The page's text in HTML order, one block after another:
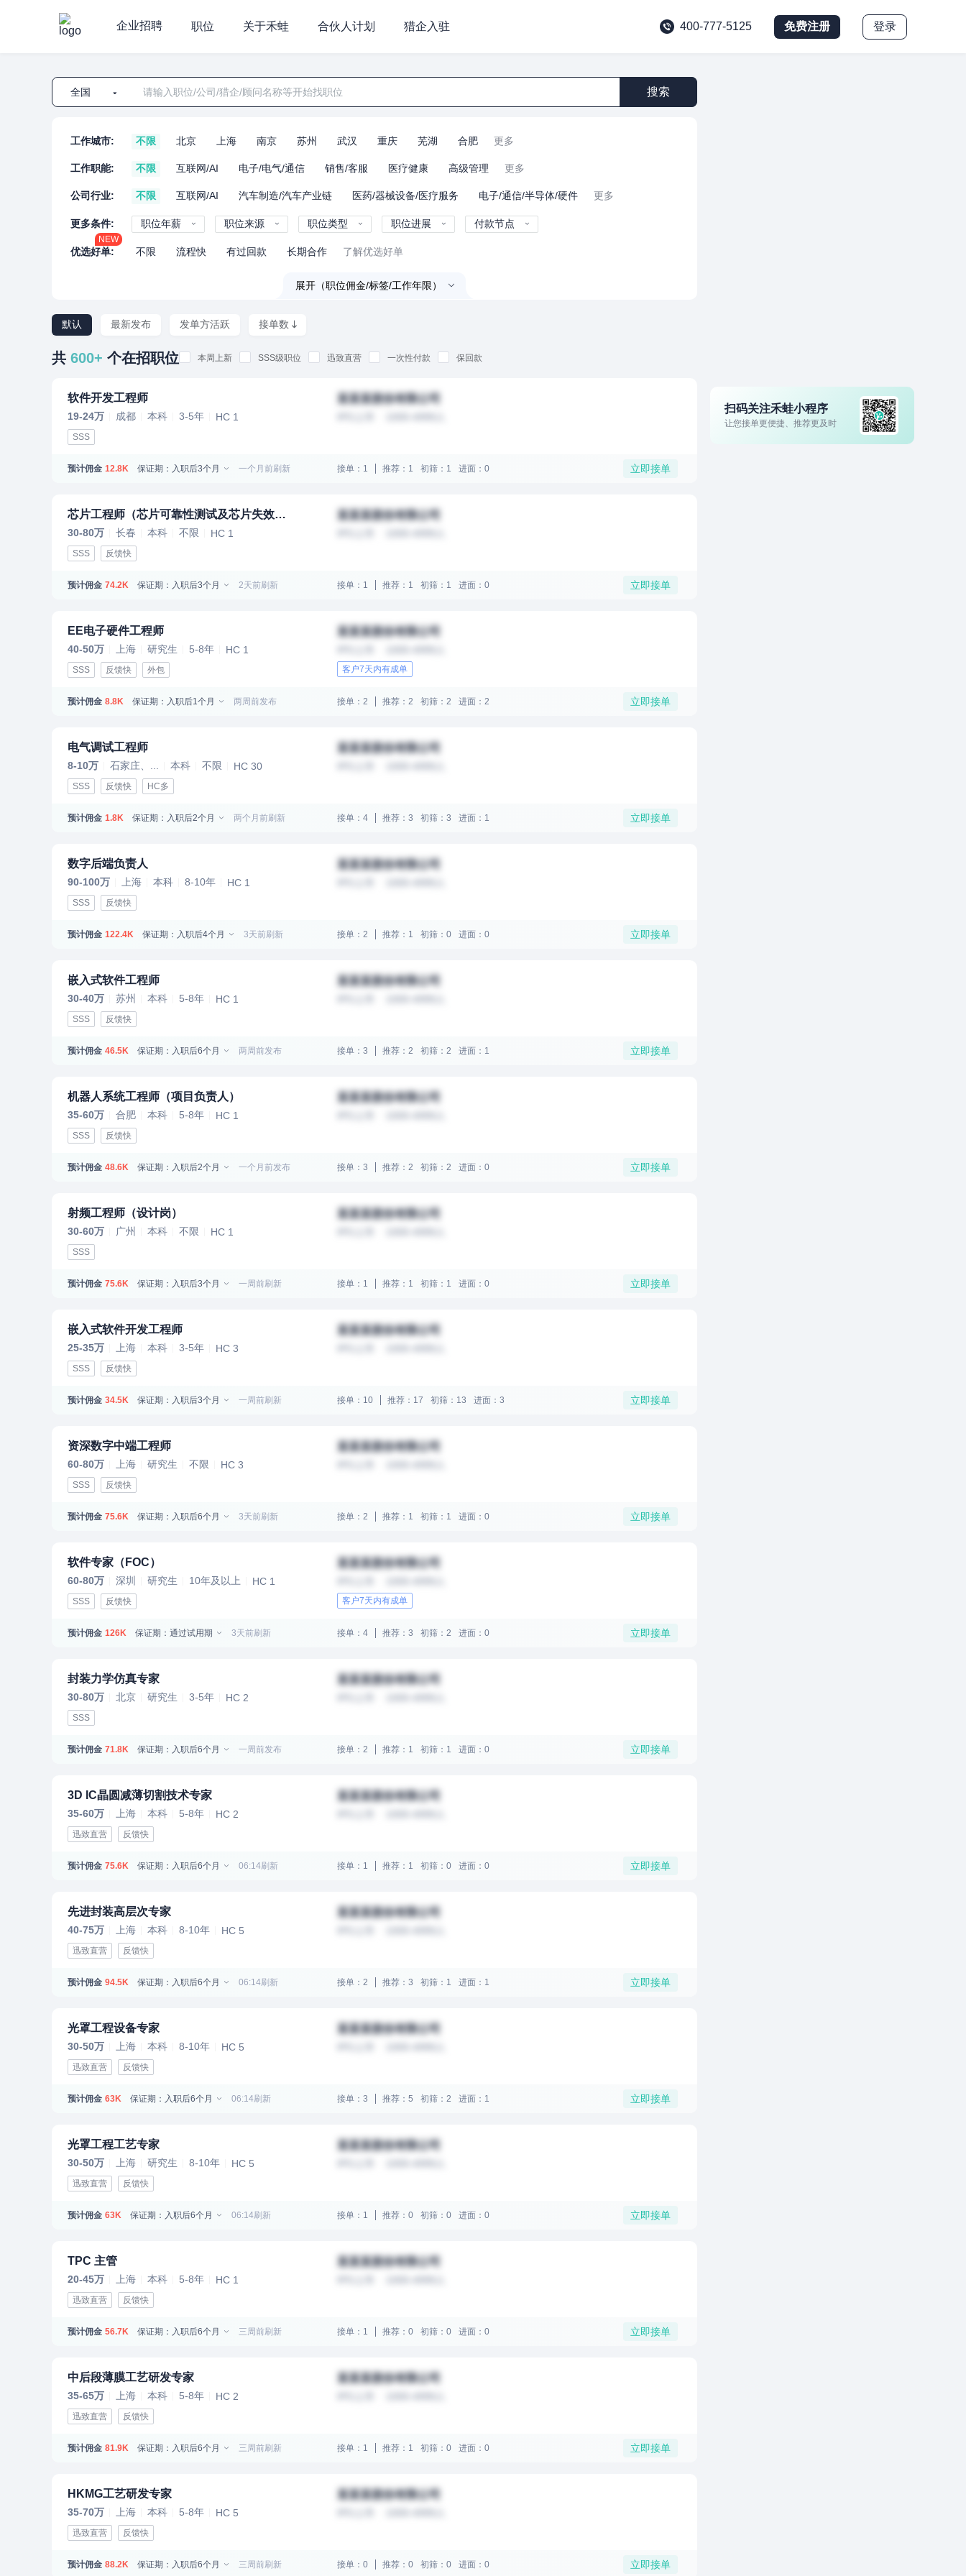
企业招聘 职位 关于禾蛙 合伙人计划 猎企入驻 400-777-5125 免费注册 登录
全国 搜索
工作城市: 不限 北京 上海 南京 苏州 武汉 重庆 芜湖 合肥 更多
工作职能: 不限 互联网/AI 电子/电气/通信 销售/客服 医疗健康 高级管理 更多
公司行业: 不限 互联网/AI 汽车制造/汽车产业链 医药/器械设备/医疗服务 电子/通信/半导体/硬件 更多
更多条件: 职位年薪 职位来源 职位类型 职位进展 付款节点
优选好单:
NEW
不限 流程快 有过回款 长期合作 了解优选好单
展开（职位佣金/标签/工作年限）
默认 最新发布 发单方活跃 接单数
共 600+ 个在招职位 本周上新 SSS级职位 迅致直营 一次性付款 保回款
软件开发工程师
19-24万 成都 本科 3-5年 HC 1
SSS
某某某股份有限公司
预计佣金 12.8K 保证期：入职后3个月 一个月前刷新 接单：1 推荐：1 初筛：1 进面：0 立即接单
芯片工程师（芯片可靠性测试及芯片失效分析方向）
30-80万 长春 本科 不限 HC 1
SSS 反馈快
某某某股份有限公司
预计佣金 74.2K 保证期：入职后3个月 2天前刷新 接单：1 推荐：1 初筛：1 进面：0 立即接单
EE电子硬件工程师
40-50万 上海 研究生 5-8年 HC 1
SSS 反馈快 外包
某某某股份有限公司
客户7天内有成单
预计佣金 8.8K 保证期：入职后1个月 两周前发布 接单：2 推荐：2 初筛：2 进面：2 立即接单
电气调试工程师
8-10万 石家庄、... 本科 不限 HC 30
SSS 反馈快 HC多
某某某股份有限公司
预计佣金 1.8K 保证期：入职后2个月 两个月前刷新 接单：4 推荐：3 初筛：3 进面：1 立即接单
数字后端负责人
90-100万 上海 本科 8-10年 HC 1
SSS 反馈快
某某某股份有限公司
预计佣金 122.4K 保证期：入职后4个月 3天前刷新 接单：2 推荐：1 初筛：0 进面：0 立即接单
嵌入式软件工程师
30-40万 苏州 本科 5-8年 HC 1
SSS 反馈快
某某某股份有限公司
预计佣金 46.5K 保证期：入职后6个月 两周前发布 接单：3 推荐：2 初筛：2 进面：1 立即接单
机器人系统工程师（项目负责人）
35-60万 合肥 本科 5-8年 HC 1
SSS 反馈快
某某某股份有限公司
预计佣金 48.6K 保证期：入职后2个月 一个月前发布 接单：3 推荐：2 初筛：2 进面：0 立即接单
射频工程师（设计岗）
30-60万 广州 本科 不限 HC 1
SSS
某某某股份有限公司
预计佣金 75.6K 保证期：入职后3个月 一周前刷新 接单：1 推荐：1 初筛：1 进面：0 立即接单
嵌入式软件开发工程师
25-35万 上海 本科 3-5年 HC 3
SSS 反馈快
某某某股份有限公司
预计佣金 34.5K 保证期：入职后3个月 一周前刷新 接单：10 推荐：17 初筛：13 进面：3 立即接单
资深数字中端工程师
60-80万 上海 研究生 不限 HC 3
SSS 反馈快
某某某股份有限公司
预计佣金 75.6K 保证期：入职后6个月 3天前刷新 接单：2 推荐：1 初筛：1 进面：0 立即接单
软件专家（FOC）
60-80万 深圳 研究生 10年及以上 HC 1
SSS 反馈快
某某某股份有限公司
客户7天内有成单
预计佣金 126K 保证期：通过试用期 3天前刷新 接单：4 推荐：3 初筛：2 进面：0 立即接单
封装力学仿真专家
30-80万 北京 研究生 3-5年 HC 2
SSS
某某某股份有限公司
预计佣金 71.8K 保证期：入职后6个月 一周前发布 接单：2 推荐：1 初筛：1 进面：0 立即接单
3D IC晶圆减薄切割技术专家
35-60万 上海 本科 5-8年 HC 2
迅致直营 反馈快
某某某股份有限公司
预计佣金 75.6K 保证期：入职后6个月 06:14刷新 接单：1 推荐：1 初筛：0 进面：0 立即接单
先进封装高层次专家
40-75万 上海 本科 8-10年 HC 5
迅致直营 反馈快
某某某股份有限公司
预计佣金 94.5K 保证期：入职后6个月 06:14刷新 接单：2 推荐：3 初筛：1 进面：1 立即接单
光罩工程设备专家
30-50万 上海 本科 8-10年 HC 5
迅致直营 反馈快
某某某股份有限公司
预计佣金 63K 保证期：入职后6个月 06:14刷新 接单：3 推荐：5 初筛：2 进面：1 立即接单
光罩工程工艺专家
30-50万 上海 研究生 8-10年 HC 5
迅致直营 反馈快
某某某股份有限公司
预计佣金 63K 保证期：入职后6个月 06:14刷新 接单：1 推荐：0 初筛：0 进面：0 立即接单
TPC 主管
20-45万 上海 本科 5-8年 HC 1
迅致直营 反馈快
某某某股份有限公司
预计佣金 56.7K 保证期：入职后6个月 三周前刷新 接单：1 推荐：0 初筛：0 进面：0 立即接单
中后段薄膜工艺研发专家
35-65万 上海 本科 5-8年 HC 2
迅致直营 反馈快
某某某股份有限公司
预计佣金 81.9K 保证期：入职后6个月 三周前刷新 接单：1 推荐：1 初筛：0 进面：0 立即接单
HKMG工艺研发专家
35-70万 上海 本科 5-8年 HC 5
迅致直营 反馈快
某某某股份有限公司
预计佣金 88.2K 保证期：入职后6个月 三周前刷新 接单：0 推荐：0 初筛：0 进面：0 立即接单
扫码关注禾蛙小程序
让您接单更便捷、推荐更及时